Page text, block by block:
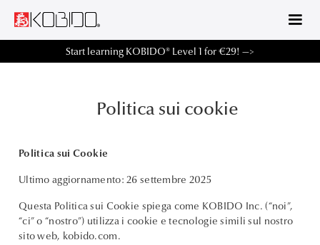
Start learning KOBIDO® Level 1 for €29! —>
Politica sui cookie
Politica sui Cookie
Ultimo aggiornamento: 26 settembre 2025
Questa Politica sui Cookie spiega come KOBIDO Inc. (“noi”,
“ci” o “nostro”) utilizza i cookie e tecnologie simili sul nostro
sito web, kobido.com.